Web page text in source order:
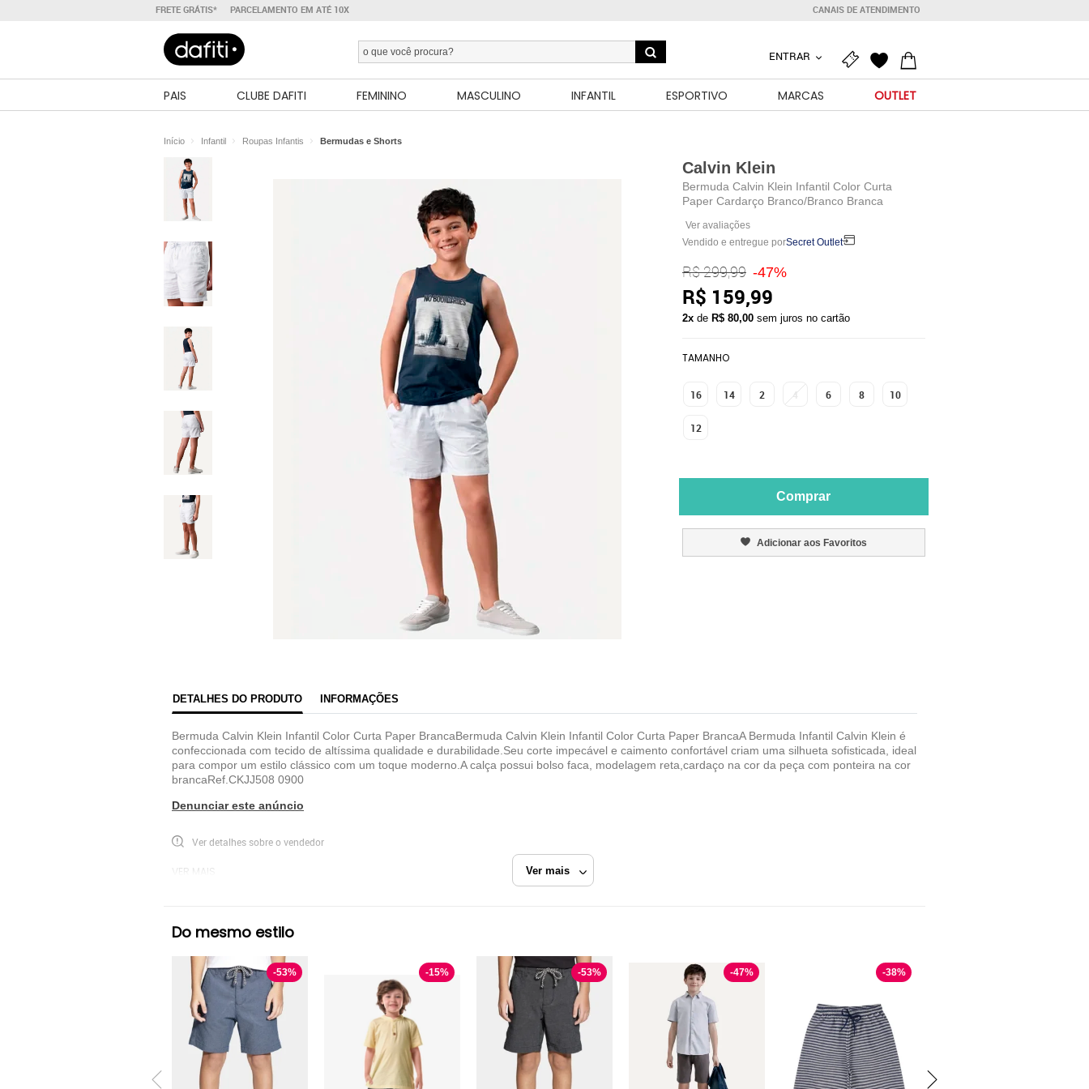
FRETE GRÁTIS* PARCELAMENTO EM ATÉ 10X CANAIS DE ATENDIMENTO
ENTRAR
PAIS CLUBE DAFITI FEMININO MASCULINO INFANTIL ESPORTIVO MARCAS OUTLET
Início Infantil Roupas Infantis Bermudas e Shorts
Calvin Klein
Bermuda Calvin Klein Infantil Color Curta
Paper Cardarço Branco/Branco Branca
Ver avaliações
Vendido e entregue porSecret Outlet
Secret Outlet
Razão Social
SECRET SHOP COMERCIO DE MODA
R$ 299,99 -47%
R$ 159,99
2xde R$ 80,00 sem juros no cartão
TAMANHO
16 14 2 6 8 10
12
Comprar
Adicionar aos Favoritos
DETALHES DO PRODUTO INFORMAÇÕES
Ver mais
Bermuda Calvin Klein Infantil Color Curta Paper BrancaBermuda Calvin Klein Infantil Color Curta Paper BrancaA Bermuda Infantil Calvin Klein é
confeccionada com tecido de altíssima qualidade e durabilidade.Seu corte impecável e caimento confortável criam uma silhueta sofisticada, ideal
para compor um estilo clássico com um toque moderno.A calça possui bolso faca, modelagem reta,cardaço na cor da peça com ponteira na cor
brancaRef.CKJJ508 0900
Denunciar este anúncio
Ver detalhes sobre o vendedor
VER MAIS
Do mesmo estilo
-53% -15% -53% -47% -38%